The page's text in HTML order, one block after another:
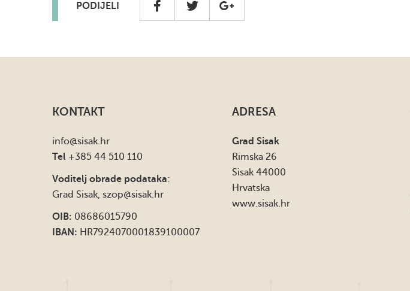
PODIJELI
KONTAKT
info@sisak.hr
Tel +385 44 510 110
Voditelj obrade podataka:
Grad Sisak, szop@sisak.hr
OIB: 08686015790
IBAN: HR7924070001839100007
ADRESA
Grad Sisak
Rimska 26
Sisak 44000
Hrvatska
www.sisak.hr